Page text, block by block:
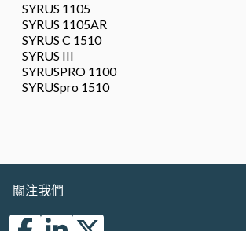
SYRUS 1105
SYRUS 1105AR
SYRUS C 1510
SYRUS III
SYRUSPRO 1100
SYRUSpro 1510
關注我們